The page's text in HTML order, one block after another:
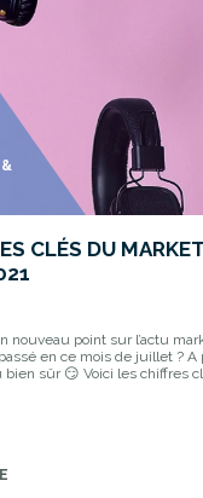
CLÉS DU
nouveau point sur l’actu
en ce mois de juillet ? A
bien sûr 😏 Voici les chiffres